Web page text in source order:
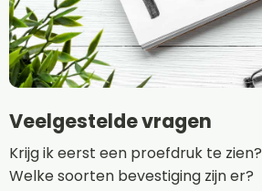
Veelgestelde vragen
Krijg ik eerst een proefdruk te zien?
Welke soorten bevestiging zijn er?